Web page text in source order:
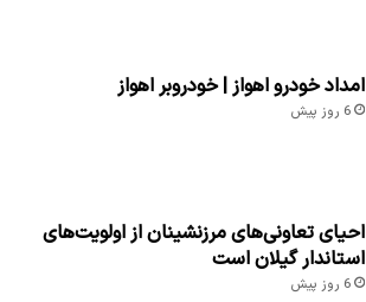
امداد خودرو اهواز | خودروبر اهواز
6 روز پیش
احیای تعاونی‌های مرزنشینان از اولویت‌های
استاندار گیلان است
6 روز پیش